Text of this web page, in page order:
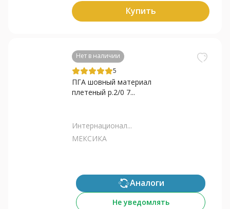
Купить
Нет в наличии
5
ПГА шовный материал
плетеный р.2/0 7...
Интернационал...
МЕКСИКА
Аналоги
Не уведомлять